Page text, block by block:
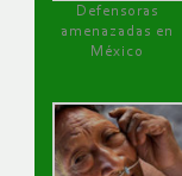
Defensoras
amenazadas en
México